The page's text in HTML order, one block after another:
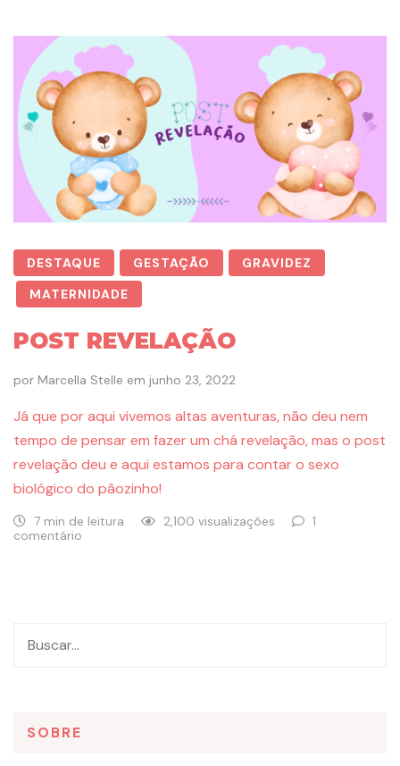
DESTAQUE GESTAÇÃO
GRAVIDEZ
MATERNIDADE
POST REVELAÇÃO
por Marcella Stelle em junho 23, 2022
Já que por aqui vivemos altas aventuras, não deu nem
tempo de pensar em fazer um chá revelação, mas o post
revelação deu e aqui estamos para contar o sexo
biológico do pãozinho!
7 min de leitura 2,100 visualizações
1
comentário
SOBRE